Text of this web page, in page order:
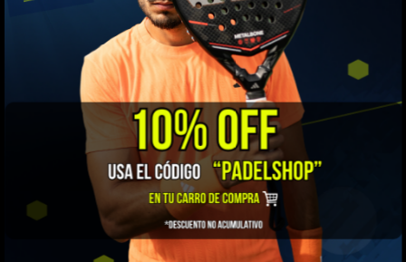
VOLVER ARRIBA
¡Bienvenidos a Padel Shop Chile! Encuentra todos los productos
de las mejores marcas a nivel mundial. Si tienes alguna duda,
escríbenos al whatsapp y te vamos guiando.
Síguenos